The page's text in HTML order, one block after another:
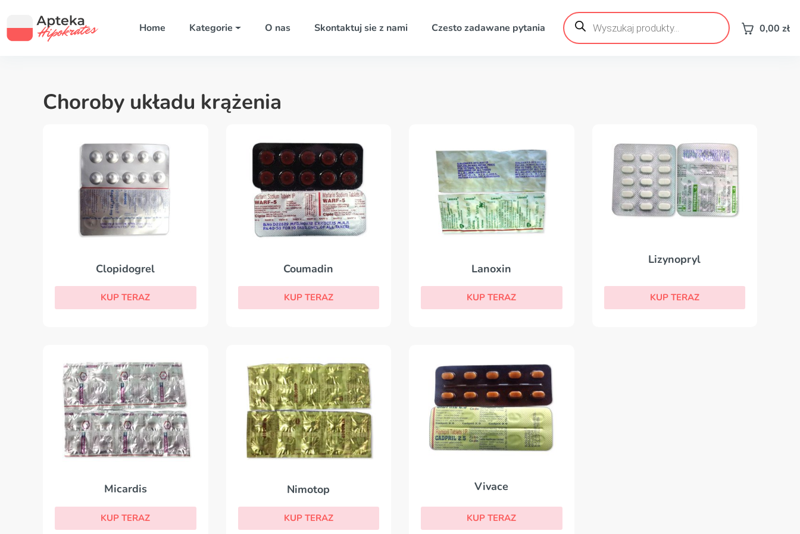
Home Kategorie O nas Skontaktuj sie z nami Czesto zadawane pytania
Wyszukiwarka
produktów 0,00 zł
Choroby układu krążenia
Clopidogrel
KUP TERAZ
Coumadin
KUP TERAZ
Lanoxin
KUP TERAZ
Lizynopryl
KUP TERAZ
Micardis
KUP TERAZ
Nimotop
KUP TERAZ
Vivace
KUP TERAZ